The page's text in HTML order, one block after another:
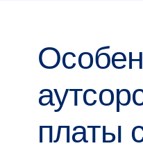
платы